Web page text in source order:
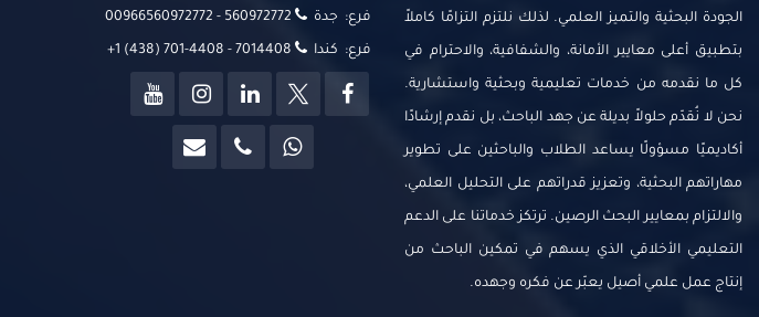
الجودة البحثية والتميز العلمي. لذلك نلتزم التزامًا كاملاً
بتطبيق أعلى معايير الأمانة، والشفافية، والاحترام في
كل ما نقدمه من خدمات تعليمية وبحثية واستشارية.
نحن لا نُقدّم حلولاً بديلة عن جهد الباحث، بل نقدم إرشادًا
أكاديميًا مسؤولًا يساعد الطلاب والباحثين على تطوير
مهاراتهم البحثية، وتعزيز قدراتهم على التحليل العلمي،
والالتزام بمعايير البحث الرصين. ترتكز خدماتنا على الدعم
التعليمي الأخلاقي الذي يسهم في تمكين الباحث من
إنتاج عمل علمي أصيل يعبّر عن فكره وجهده.
فرع: جدة 00966560972772 - 560972772
فرع: كندا +1 (438) 701-4408 - 7014408